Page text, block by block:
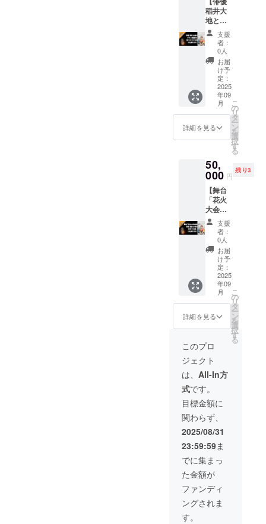
り様、
何口で
もご支
援いた
だけま
す。 よ
ろしく
お願い
いたし
ます。
メッ
セージ
はこち
らのリ
ターン
に書き
込みい
ただく
か、別
途お送
りする
メール
にご返
信お願
いいた
す。 ※
キャリ
アメー
ル
（@doc
omo.ne.
jp／
@ezwe
b.ne.jp
／
@softb
ank.ne.j
p 等）
をご登
録の場
合、
メール
が届か
ないこ
とがあ
りま
す。 →
Gmailや
Yahoo!
メール
等のフ
リー
メール
アドレ
スのご
登録を
おすす
めいた
しま
す。 ※
届かな
い場合
がいた
だいて
いる様
子を
SNS等
で発信
してご
連絡さ
せてい
ただき
ます。
【お願
キャリ
アメー
（@doc
omo.ne.
jp／
@ezwe
b.ne.jp
／
@softb
ank.ne.j
p 等）
をご登
録の場
合、
メール
が届か
ないこ
とがあ
りま
す。 →
Gmailや
Yahoo!
メール
等のフ
メール
アドレ
スのご
登録を
おすす
めいた
しま
す。 ※
い場合
は、迷
ルフォ
ルダの
す。 届
かない
場合
は、迷
惑メー
ルフォ
ルダの
確認、
または
別の
メール
連絡く
ださ
セルに
よるご
返金は
できま
せん。
あらか
じめご
了承く
ださ
い。 よ
ろしく
お願い
いたし
ます。
録の場
合、
メール
が届か
ないこ
とがあ
りま
す。 →
Gmailや
Yahoo!
メール
等のフ
メール
アドレ
おすす
めいた
しま
す。 届
かない
場合
は、迷
惑メー
ルフォ
ルダの
確認、
または
別の
メール
連絡く
ださ
キャン
セルに
よるご
返金は
できま
せん。
あらか
じめご
了承く
ださ
い。 よ
ろしく
お願い
いたし
ます。
そんな
尊いお
気持ち
に、深
く敬意
を表し
ます。
よろし
けれ
ば、こ
れから
舞台稽
古に励
む演者
差し入
れとし
ての支
援をお
願いい
たしま
す。
ケータ
リング
は運営
で用意
します
ので、
支援者
様が物
用意い
ただく
ありま
せん。
ケータ
リング
は、疲
れた体
を癒す
甘いス
イーツ
や、長
時間の
稽古で
小腹が
空いた
時のお
にぎ
り、パ
俳優 稲
井大地
と直接
話をし
てみた
い。 そ
んな方
にぴっ
たり
の、オ
ンライ
ン交流
会で
す！ ク
グ本文
では語
せな
かった
想い
や、舞
台の裏
側な
ど、お
話しで
きれば
と思い
ます。
もちろ
ん参加
者の皆
にもお
せて頂
きま
Zoom交
流会の
日程は
2025年
9月10日
20：
00〜
予定。
ご支援
いた方
稲井大
地とチ
キン南
蛮を食
べに行
ける
券】 俳
優 稲井
大地と
直接話
をして
みた
い、
もっと
井大地
を感じ
たい。
そんな
方に
ぴった
りの、
宮崎県
でのオ
フライ
ン交流
会で
す！ 俳
優 稲井
大地と
宮崎名
物のチ
べなが
しま
しょ
う。 ク
ラウド
ファン
ディン
グ本文
では語
せな
かった
想い
や、舞
台の裏
側な
ど、お
支援
者：
0人
お届
け予
定：
2025
年09
月
詳細を見る
こ
の
リ
タ
ー
ン
を
選
択
す
る
50,
000 円
残り3
【舞台
「花火
大会の
夜」と
俳優 稲
井大地
を本気
で応
援】 俳
優 稲井
大地と
舞台
「花火
大会の
夜」を
応援し
たい！
という
素敵な
方へ
VIPスポ
ンサー
となっ
て頂
き、下
記のリ
ターン
による
特別待
遇 をさ
せて頂
きま
す。 よ
支援
者：
0人
お届
け予
定：
2025
年09
月
詳細を見る
こ
の
リ
タ
ー
ン
を
選
択
す
る
このプロ
ジェクト
は、 All-In方
式です。
目標金額に
関わらず、
2025/08/31
23:59:59ま
でに集まっ
た金額が
ファンディ
ングされま
す。